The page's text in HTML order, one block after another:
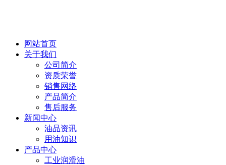
网站首页
关于我们
公司简介
资质荣誉
销售网络
产品简介
售后服务
新闻中心
油品资讯
用油知识
产品中心
工业润滑油